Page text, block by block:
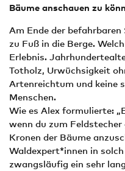
Bäume anschauen zu
Am Ende der
zu Fuß in die Berge.
Erlebnis.
Totholz, Urwüchsigkeit
Artenreichtum und keine
Menschen.
Wie es Alex formulierte:
wenn du zum
Kronen der Bäume
Waldexpert*innen in
zwangsläufig ein sehr